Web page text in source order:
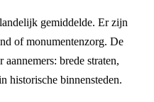
gemiddelde. Er zijn
of monumentenzorg. De
brede straten,
historische binnensteden.